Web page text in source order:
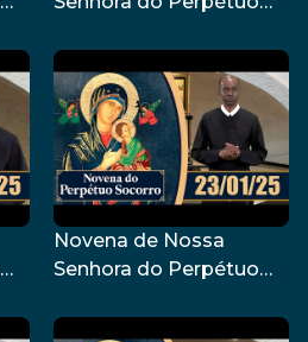
Novena de Nossa
Senhora do Perpétuo